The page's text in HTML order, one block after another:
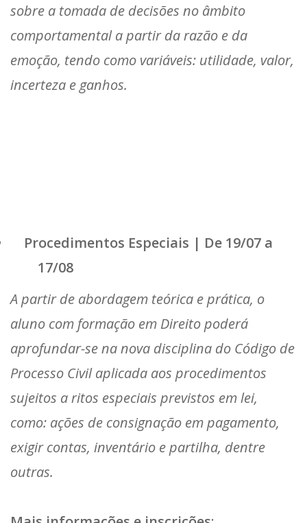
sobre a tomada de decisões no âmbito
comportamental a partir da razão e da
emoção, tendo como variáveis: utilidade, valor,
incerteza e ganhos.
Procedimentos Especiais | De 19/07 a
17/08
A partir de abordagem teórica e prática, o
aluno com formação em Direito poderá
aprofundar-se na nova disciplina do Código de
Processo Civil aplicada aos procedimentos
sujeitos a ritos especiais previstos em lei,
como: ações de consignação em pagamento,
exigir contas, inventário e partilha, dentre
outras.